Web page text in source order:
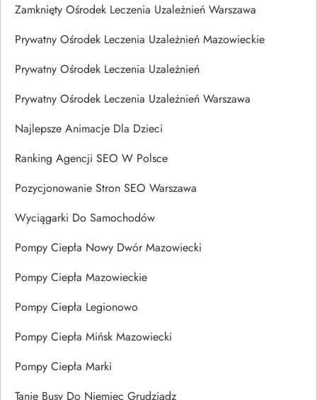
Zamknięty Ośrodek Leczenia Uzależnień Warszawa
Prywatny Ośrodek Leczenia Uzależnień Mazowieckie
Prywatny Ośrodek Leczenia Uzależnień
Prywatny Ośrodek Leczenia Uzależnień Warszawa
Najlepsze Animacje Dla Dzieci
Ranking Agencji SEO W Polsce
Pozycjonowanie Stron SEO Warszawa
Wyciągarki Do Samochodów
Pompy Ciepła Nowy Dwór Mazowiecki
Pompy Ciepła Mazowieckie
Pompy Ciepła Legionowo
Pompy Ciepła Mińsk Mazowiecki
Pompy Ciepła Marki
Tanie Busy Do Niemiec Grudziądz